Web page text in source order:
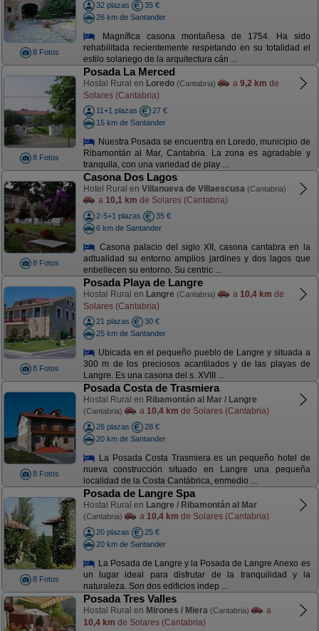
8 Fotos
32 plazas
35 €
26 km de Santander
Magnífica casona montañesa de 1754. Ha sido
rehabilitada recientemente respetando en su totalidad el
estilo solariego de la arquitectura cán ...
8 Fotos
Posada La Merced
Hostal Rural en Loredo (Cantabria) a 9,2 km de
Solares (Cantabria)
11+1 plazas
27 €
15 km de Santander
Nuestra Posada se encuentra en Loredo, municipio de
Ribamontán al Mar, Cantabria. La zona es agradable y
tranquila, con una variedad de play ...
8 Fotos
Casona Dos Lagos
Hotel Rural en Villanueva de Villaescusa (Cantabria)
a 10,1 km de Solares (Cantabria)
2-5+1 plazas
35 €
6 km de Santander
Casona palacio del siglo XII, casona cantabra en la
adtualidad su entorno amplios jardines y dos lagos que
enbellecen su entorno. Su centric ...
8 Fotos
Posada Playa de Langre
Hostal Rural en Langre (Cantabria) a 10,4 km de
Solares (Cantabria)
21 plazas
30 €
25 km de Santander
Ubicada en el pequeño pueblo de Langre y situada a
300 m de los preciosos acantilados y de las playas de
Langre. Es una casona del s. XVIII ...
8 Fotos
Posada Costa de Trasmiera
Hostal Rural en Ribamontán al Mar / Langre
(Cantabria) a 10,4 km de Solares (Cantabria)
26 plazas
28 €
20 km de Santander
La Posada Costa Trasmiera es un pequeño hotel de
nueva construcción situado en Langre una pequeña
localidad de la Costa Cantábrica, enmedio ...
8 Fotos
Posada de Langre Spa
Hostal Rural en Langre / Ribamontán al Mar
(Cantabria) a 10,4 km de Solares (Cantabria)
20 plazas
25 €
20 km de Santander
La Posada de Langre y la Posada de Langre Anexo es
un lugar ideal para disfrutar de la tranquilidad y la
naturaleza. Son dos edificios indep ...
Posada Tres Valles
Hostal Rural en Mirones / Miera (Cantabria)
a
10,4 km de Solares (Cantabria)